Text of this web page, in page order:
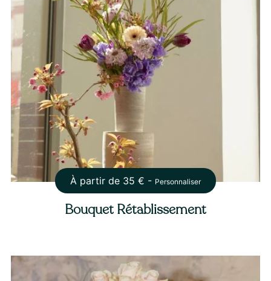
À partir de 35 € - Personnaliser
Bouquet Rétablissement